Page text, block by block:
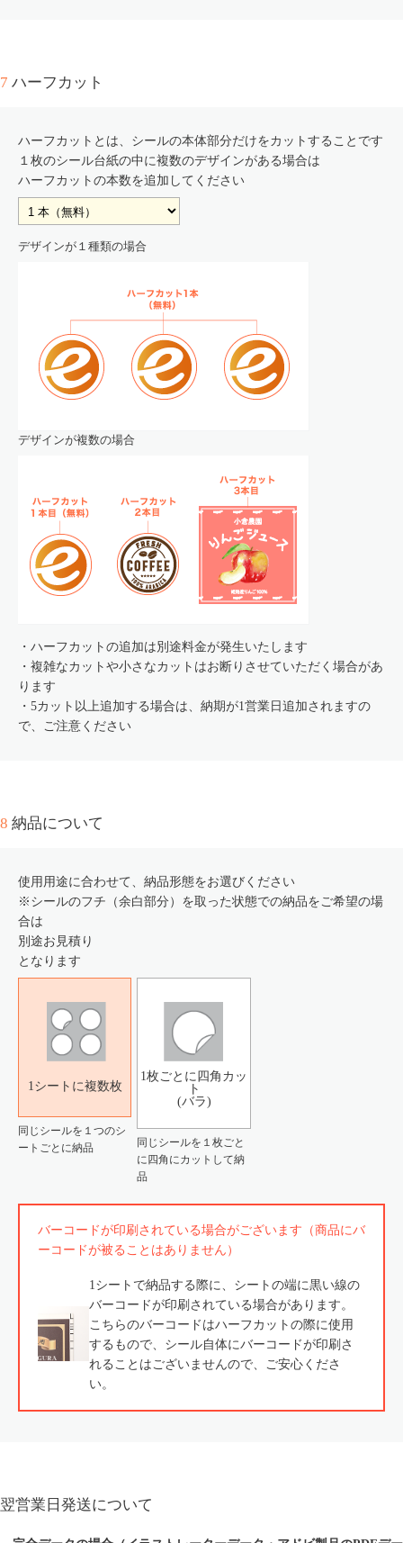
7 ハーフカット
ハーフカットとは、シールの本体部分だけをカットすることです
１枚のシール台紙の中に複数のデザインがある場合は
ハーフカットの本数を追加してください
デザインが１種類の場合
デザインが複数の場合
・ハーフカットの追加は別途料金が発生いたします
・複雑なカットや小さなカットはお断りさせていただく場合があ
ります
・5カット以上追加する場合は、納期が1営業日追加されますの
で、ご注意ください
8 納品について
使用用途に合わせて、納品形態をお選びください
※シールのフチ（余白部分）を取った状態での納品をご希望の場
合は
別途お見積り
となります
1シートに複数枚
同じシールを１つのシ
ートごとに納品
1枚ごとに四角カッ
ト
(バラ)
同じシールを１枚ごと
に四角にカットして納
品
バーコードが印刷されている場合がございます（商品にバ
ーコードが被ることはありません）
1シートで納品する際に、シートの端に黒い線の
バーコードが印刷されている場合があります。
こちらのバーコードはハーフカットの際に使用
するもので、シール自体にバーコードが印刷さ
れることはございませんので、ご安心くださ
い。
翌営業日発送について